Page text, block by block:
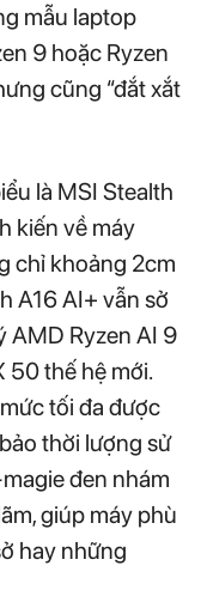
mẫu laptop
9 hoặc Ryzen
cũng “đắt xắt
là MSI Stealth
kiến về máy
chỉ khoảng 2cm
A16 AI+ vẫn sở
AMD Ryzen AI 9
50 thế hệ mới.
tối đa được
thời lượng sử
đen nhám
giúp máy phù
hay những